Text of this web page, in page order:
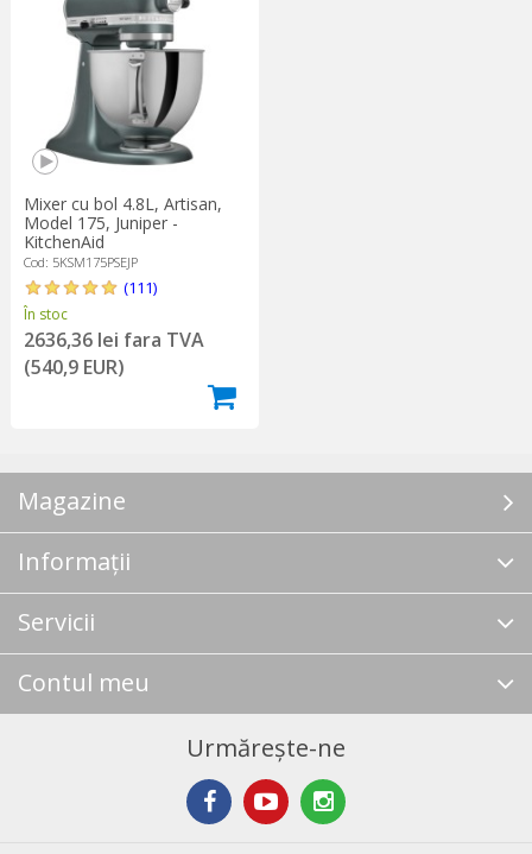
Mixer cu bol 4.8L, Artisan,
Model 175, Juniper -
KitchenAid
Cod: 5KSM175PSEJP
(111)
În stoc
2636,36 lei fara TVA
(540,9 EUR)
Magazine
Informații
Servicii
Contul meu
Urmărește-ne